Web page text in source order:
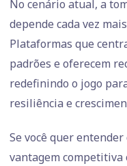
No cenário atual, a
depende cada vez
Plataformas que
padrões e oferecem
redefinindo o jogo
resiliência e
Se você quer
vantagem